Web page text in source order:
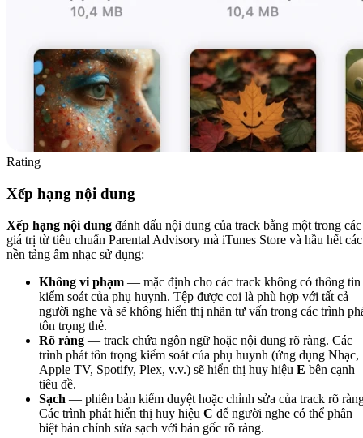
Rating
Xếp hạng nội dung
Xếp hạng nội dung đánh dấu nội dung của track bằng một trong các
giá trị từ tiêu chuẩn Parental Advisory mà iTunes Store và hầu hết các
nền tảng âm nhạc sử dụng:
Không vi phạm — mặc định cho các track không có thông tin
kiểm soát của phụ huynh. Tệp được coi là phù hợp với tất cả
người nghe và sẽ không hiển thị nhãn tư vấn trong các trình
tôn trọng thẻ.
Rõ ràng — track chứa ngôn ngữ hoặc nội dung rõ ràng. Các
trình phát tôn trọng kiểm soát của phụ huynh (ứng dụng Nhạc,
Apple TV, Spotify, Plex, v.v.) sẽ hiển thị huy hiệu E bên cạnh
tiêu đề.
Sạch — phiên bản kiểm duyệt hoặc chỉnh sửa của track rõ
Các trình phát hiển thị huy hiệu C để người nghe có thể phân
biệt bản chỉnh sửa sạch với bản gốc rõ ràng.